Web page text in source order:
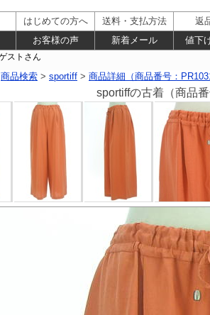
商品検索 > sportiff > 商品詳細（商品番号：
sportiffの古着（商品
はじめての方へ 送料・支払方法 返
お客様の声 新着メール 値下